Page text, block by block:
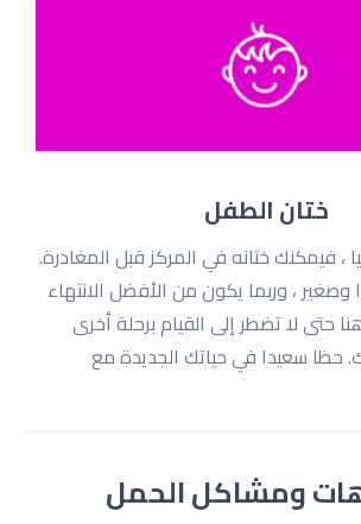
ختان الطفل
، فيمكنك ختانه في المركز قبل المغادرة.
وصغير ، وربما يكون من الأفضل الانتهاء
حتى لا تضطر إلى القيام برحلة أخرى
حظا سعيدا في حياتك الجديدة مع
ومشاكل الحمل